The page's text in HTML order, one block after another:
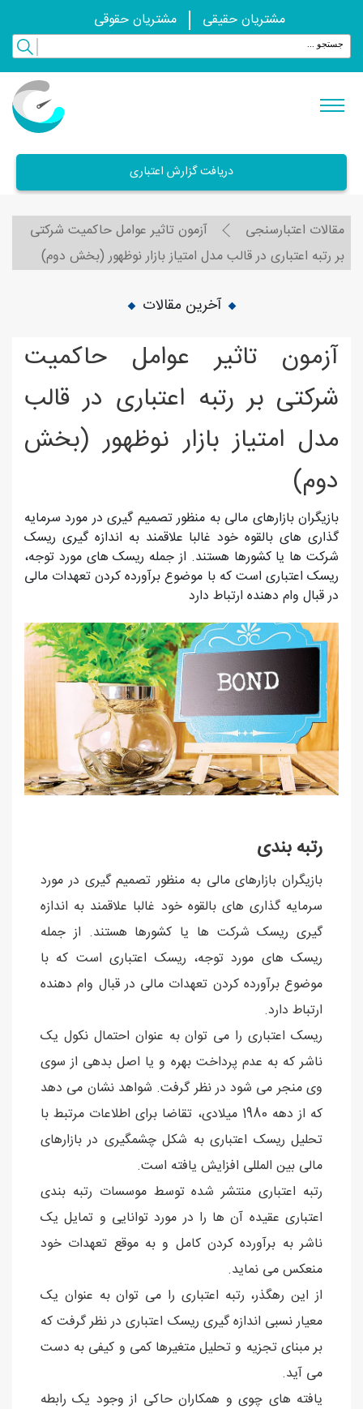
مشتریان حقیقی مشتریان حقوقی
دریافت گزارش اعتباری
مقالات اعتبارسنجی
آزمون تاثیر عوامل حاکمیت شرکتی
بر رتبه اعتباری در قالب مدل امتیاز بازار نوظهور (بخش دوم)
آخرین مقالات
آزمون تاثیر عوامل حاکمیت
شرکتی بر رتبه اعتباری در قالب
مدل امتیاز بازار نوظهور (بخش
دوم)
بازیگران بازارهای مالی به منظور تصمیم گیری در مورد سرمایه
گذاری های بالقوه خود غالبا علاقمند به اندازه گیری ریسک
شرکت ها یا کشورها هستند. از جمله ریسک های مورد توجه،
ریسک اعتباری است که با موضوع برآورده کردن تعهدات مالی
در قبال وام دهنده ارتباط دارد
رتبه بندی
بازیگران بازارهای مالی به منظور تصمیم گیری در مورد
سرمایه گذاری های بالقوه خود غالبا علاقمند به اندازه
گیری ریسک شرکت ها یا کشورها هستند. از جمله
ریسک های مورد توجه، ریسک اعتباری است که با
موضوع برآورده کردن تعهدات مالی در قبال وام دهنده
ارتباط دارد.
ریسک اعتباری را می توان به عنوان احتمال نکول یک
ناشر که به عدم پرداخت بهره و یا اصل بدهی از سوی
وی منجر می شود در نظر گرفت. شواهد نشان می دهد
که از دهه 1980 میلادی، تقاضا برای اطلاعات مرتبط با
تحلیل ریسک اعتباری به شکل چشمگیری در بازارهای
مالی بین المللی افزایش یافته است.
رتبه اعتباری منتشر شده توسط موسسات رتبه بندی
اعتباری عقیده آن ها را در مورد توانایی و تمایل یک
ناشر به برآورده کردن کامل و به موقع تعهدات خود
منعکس می نماید.
از این رهگذر، رتبه اعتباری را می توان به عنوان یک
معیار نسبی اندازه گیری ریسک اعتباری در نظر گرفت که
بر مبنای تجزیه و تحلیل متغیرها کمی و کیفی به دست
می آید.
یافته های چوی و همکاران حاکی از وجود یک رابطه